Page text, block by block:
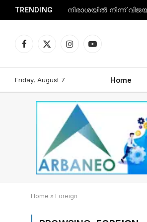
TRENDING
Facebook
X
InstagramYouTube
Friday, August 7 Home
Home » Foreign